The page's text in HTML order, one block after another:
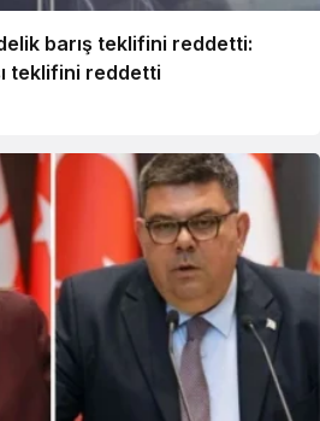
barış teklifini reddetti:
teklifini reddetti